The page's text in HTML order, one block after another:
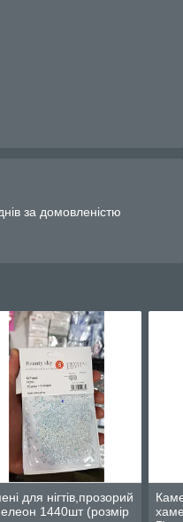
за домовленістю
для нігтів,прозорий
1440шт (розмір